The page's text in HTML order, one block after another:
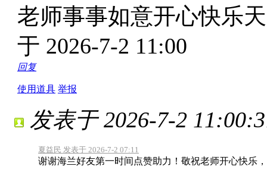
老师事事如意开心快乐
于 2026-7-2 11:00
回复
使用道具 举报
发表于 2026-7-2
夏益民 发表于 2026-7-2 07:11
谢谢海兰好友第一时间点赞助力！敬祝老师开心快乐